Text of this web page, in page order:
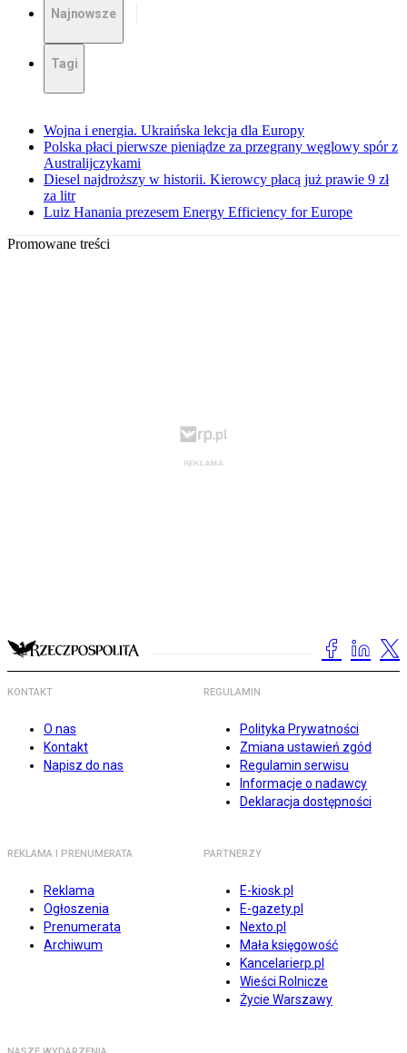
Najnowsze
Tagi
Wojna i energia. Ukraińska lekcja dla Europy
Polska płaci pierwsze pieniądze za przegrany węglowy spór z
Australijczykami
Diesel najdroższy w historii. Kierowcy płacą już prawie 9 zł
za litr
Luiz Hanania prezesem Energy Efficiency for Europe
Promowane treści
KONTAKT
O nas
Kontakt
Napisz do nas
REGULAMIN
Polityka Prywatności
Zmiana ustawień zgód
Regulamin serwisu
Informacje o nadawcy
Deklaracja dostępności
REKLAMA I PRENUMERATA
Reklama
Ogłoszenia
Prenumerata
Archiwum
PARTNERZY
E-kiosk.pl
E-gazety.pl
Nexto.pl
Mała księgowość
Kancelarierp.pl
Wieści Rolnicze
Życie Warszawy